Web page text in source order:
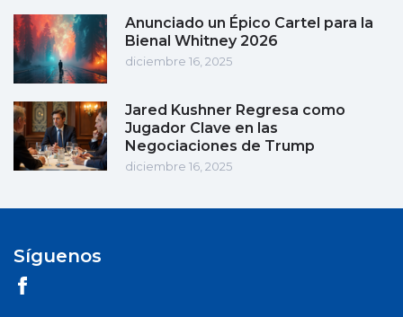
Anunciado un Épico Cartel para la
Bienal Whitney 2026
diciembre 16, 2025
Jared Kushner Regresa como
Jugador Clave en las
Negociaciones de Trump
diciembre 16, 2025
Síguenos